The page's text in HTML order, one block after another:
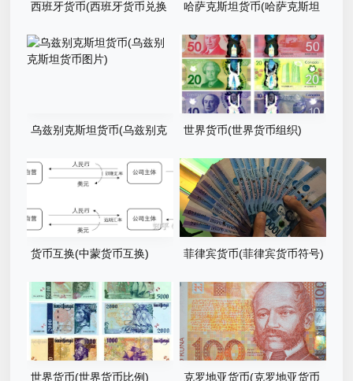
西班牙货币(西班牙货币兑换
哈萨克斯坦货币(哈萨克斯坦
乌兹别克斯坦货币(乌兹别克
世界货币(世界货币组织)
货币互换(中蒙货币互换) 菲律宾货币(菲律宾货币符号)
世界货币(世界货币比例)
克罗地亚货币(克罗地亚货币